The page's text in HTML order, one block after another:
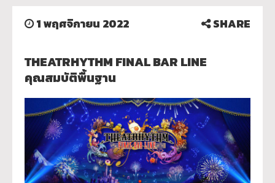
1 พฤศจิกายน 2022 SHARE
THEATRHYTHM FINAL BAR LINE
คุณสมบัติพื้นฐาน